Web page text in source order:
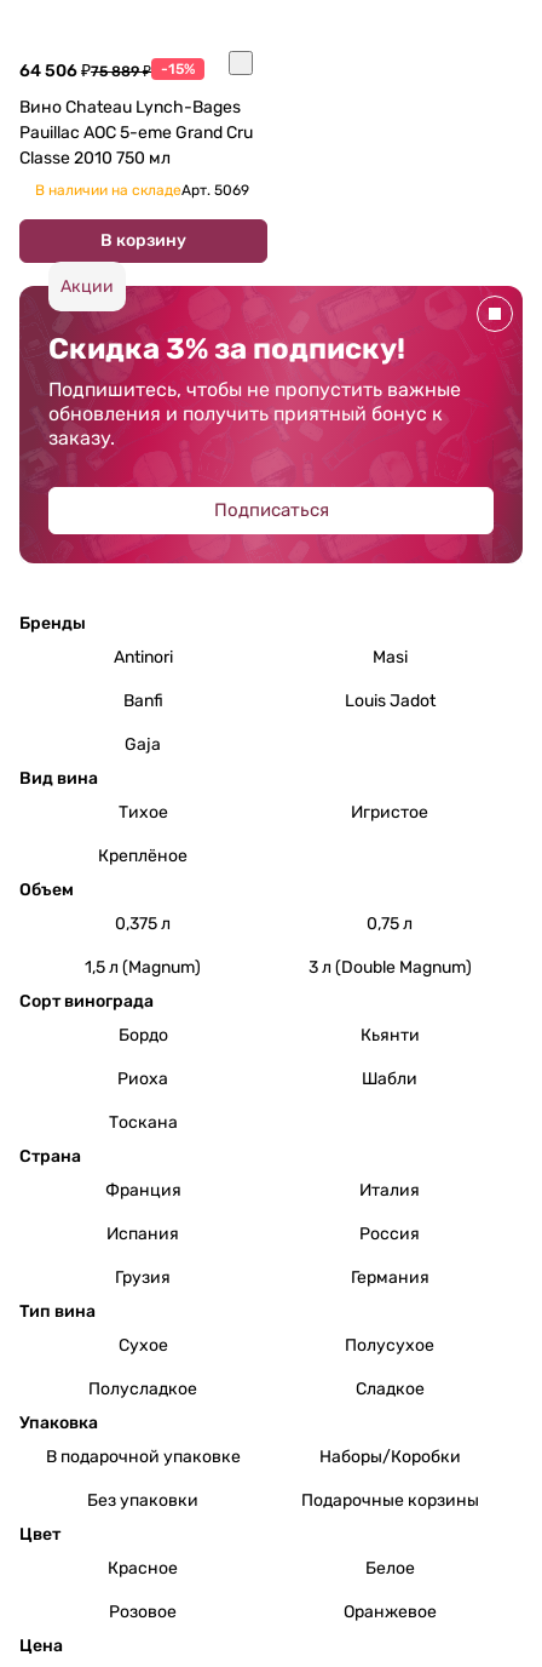
64 506 ₽75 889 ₽ -15%
Вино Chateau Lynch-Bages
Pauillac AOC 5-eme Grand Cru
Classe 2010 750 мл
В наличии на складеАрт. 5069
В корзину
Акции
Скидка 3% за подписку!
Подпишитесь, чтобы не пропустить важные
обновления и получить приятный бонус к
заказу.
Подписаться
Бренды
Antinori
Masi
Banfi Louis Jadot
Gaja
Вид вина
Тихое
Игристое
Креплёное
Объем
0,375 л
0,75 л
1,5 л (Magnum)
3 л (Double Magnum)
Сорт винограда
Бордо
Кьянти
Риоха Шабли
Тоскана
Страна
Франция
Италия
Испания Россия
Грузия
Германия
Тип вина
Сухое
Полусухое
Полусладкое
Сладкое
Упаковка
В подарочной упаковке
Наборы/Коробки
Без упаковки
Подарочные корзины
Цвет
Красное
Белое
Розовое
Оранжевое
Цена